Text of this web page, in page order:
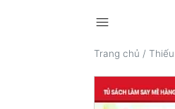
menu
Trang chủ /